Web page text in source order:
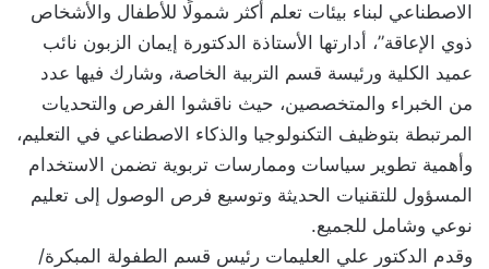
الاصطناعي لبناء بيئات تعلم أكثر شمولًا للأطفال والأشخاص
ذوي الإعاقة”، أدارتها الأستاذة الدكتورة إيمان الزبون نائب
عميد الكلية ورئيسة قسم التربية الخاصة، وشارك فيها عدد
من الخبراء والمتخصصين، حيث ناقشوا الفرص والتحديات
المرتبطة بتوظيف التكنولوجيا والذكاء الاصطناعي في التعليم،
وأهمية تطوير سياسات وممارسات تربوية تضمن الاستخدام
المسؤول للتقنيات الحديثة وتوسيع فرص الوصول إلى تعليم
نوعي وشامل للجميع.
وقدم الدكتور علي العليمات رئيس قسم الطفولة المبكرة/